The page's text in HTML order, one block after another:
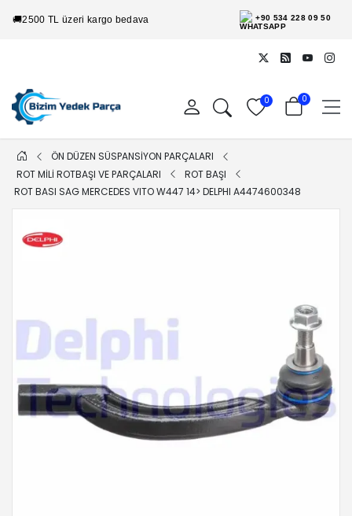
🚚2500 TL üzeri kargo bedava +90 534 228 09 50
0 0
ÖN DÜZEN SÜSPANSİYON PARÇALARI
ROT MİLİ ROTBAŞI VE PARÇALARI
ROT BAŞI
ROT BASI SAG MERCEDES VITO W447 14> DELPHI A4474600348